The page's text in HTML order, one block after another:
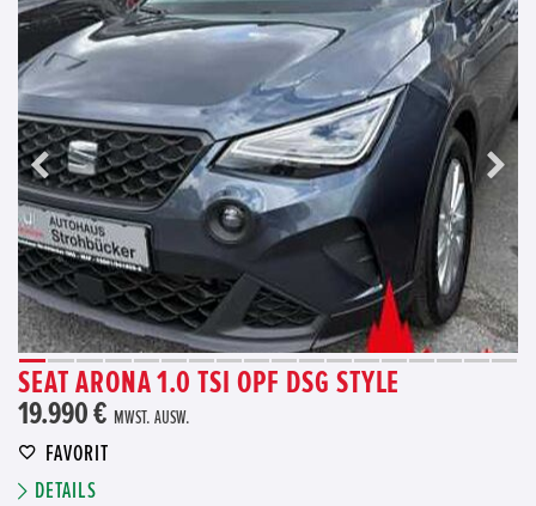
SEAT ARONA 1.0 TSI OPF DSG STYLE
19.990 € MWST. AUSW.
FAVORIT
DETAILS